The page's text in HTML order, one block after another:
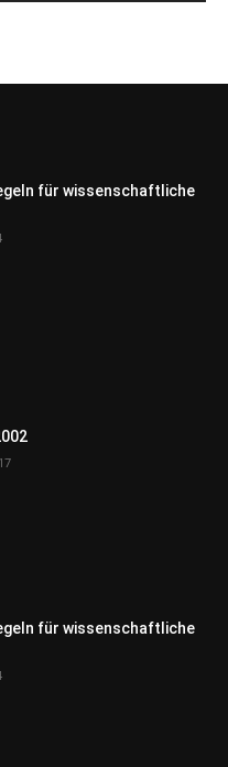
für wissenschaftliche
für wissenschaftliche